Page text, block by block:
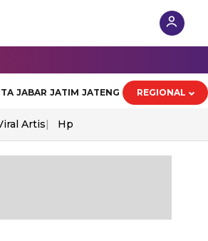
JABAR JATIM JATENG REGIONAL
Artis Hp